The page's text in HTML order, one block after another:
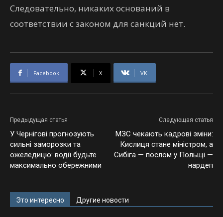
Следовательно, никаких оснований в
соответствии с законом для санкций нет.
Facebook X VK
Предыдущая статья
У Чернігові прогнозують
сильні заморозки та
ожеледицю: водії будьте
максимально обережними
Следующая статья
МЗС чекають кадрові зміни:
Кислиця стане міністром, а
Сибіга — послом у Польщі —
нардеп
Это интересно Другие новости